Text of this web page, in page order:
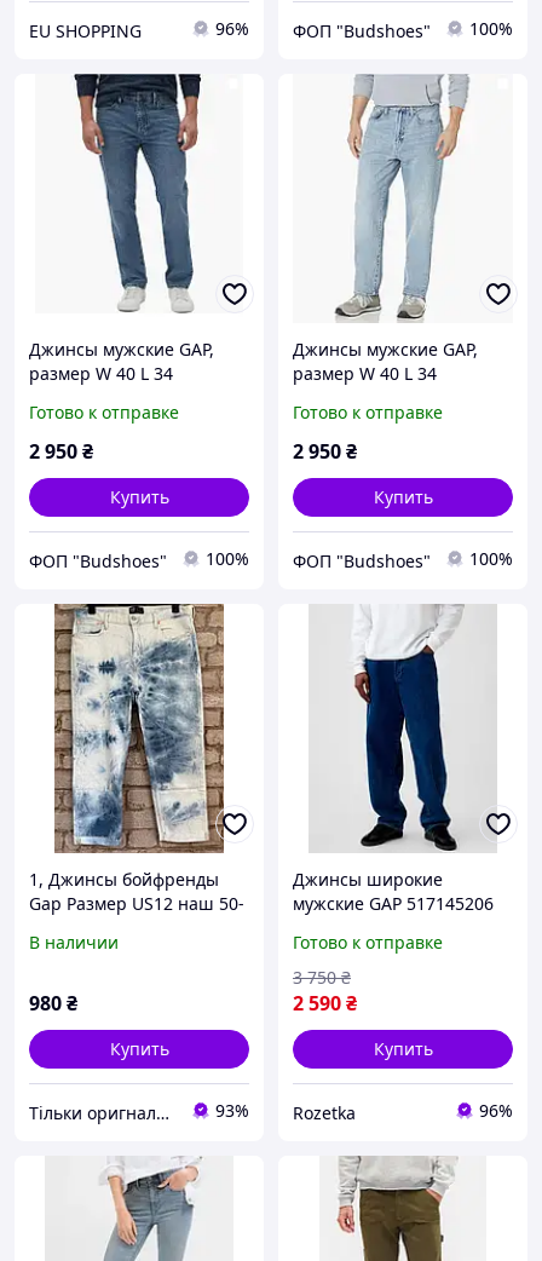
EU SHOPPING 96% ФОП "Budshoes" 100%
Джинсы мужские GAP,
размер W 40 L 34
Готово к отправке
2 950₴
Купить
ФОП "Budshoes" 100%
Джинсы мужские GAP,
размер W 40 L 34
Готово к отправке
2 950₴
Купить
ФОП "Budshoes" 100%
1, Джинсы бойфренды
Gap Размер US12 наш 50-
стрейчевые средней
дай
В наличии
980₴
Купить
Тільки оригнали - інтернет-магазин якісного одягу, взуття та іграшок "Zvettik" 93%
Джинсы широкие
мужские GAP 517145206
(1160217219)
Готово к отправке
2 590₴
3 750 ₴
Купить
Rozetka 96%